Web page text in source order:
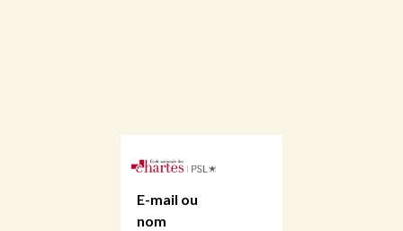
E-mail ou
nom